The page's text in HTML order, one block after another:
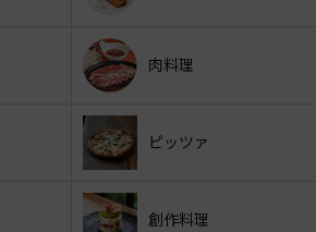
肉料理
ピッツァ
創作料理